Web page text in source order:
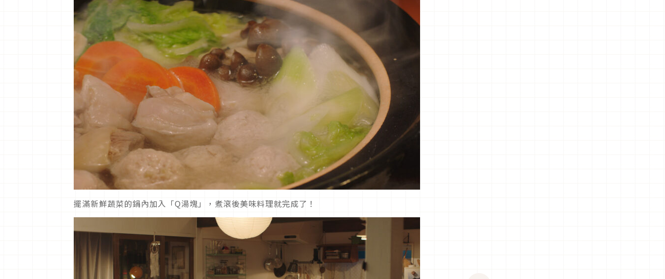
擺滿新鮮蔬菜的鍋內加入「Q湯塊」，煮滾後美味料理就完成了！